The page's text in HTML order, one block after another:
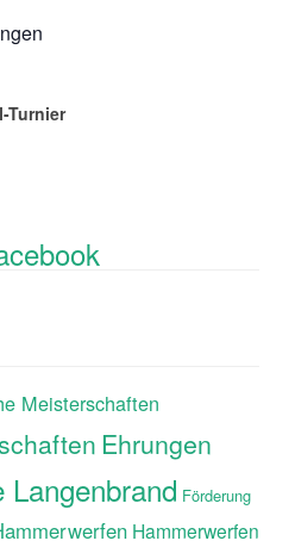
Turnier
Meisterschaften
Ehrungen
Langenbrand Förderung
Hammerwerfen